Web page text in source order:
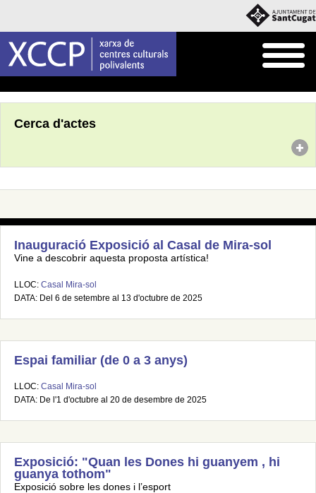
Cerca d'actes
Inauguració Exposició al Casal de Mira-sol
Vine a descobrir aquesta proposta artística!
LLOC: Casal Mira-sol
DATA: Del 6 de setembre al 13 d'octubre de 2025
Espai familiar (de 0 a 3 anys)
LLOC: Casal Mira-sol
DATA: De l'1 d'octubre al 20 de desembre de 2025
Exposició: "Quan les Dones hi guanyem , hi
guanya tothom"
Exposició sobre les dones i l’esport